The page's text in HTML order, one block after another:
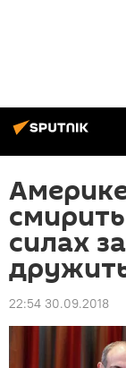
силах
22:54 30.09.2018